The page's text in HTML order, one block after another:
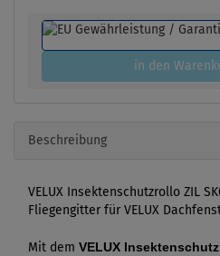
in den
Beschreibung
VELUX Insektenschutzrollo ZIL
Fliegengitter für VELUX
Mit dem VELUX